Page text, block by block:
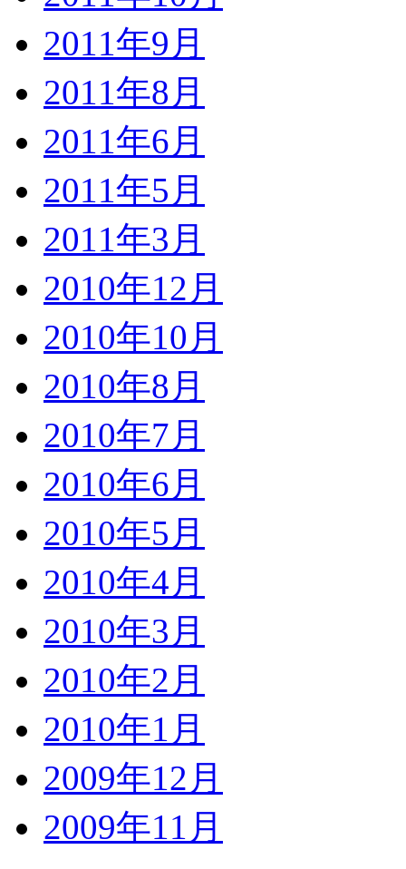
2011年9月
2011年8月
2011年6月
2011年5月
2011年3月
2010年12月
2010年10月
2010年8月
2010年7月
2010年6月
2010年5月
2010年4月
2010年3月
2010年2月
2010年1月
2009年12月
2009年11月